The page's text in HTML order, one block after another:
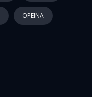
ΟΡΕΙΝΑ